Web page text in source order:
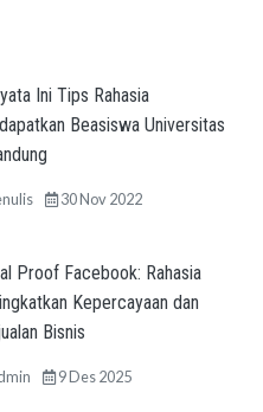
Ini Tips Rahasia
Beasiswa Universitas
30 Nov 2022
Proof Facebook: Rahasia
Kepercayaan dan
Bisnis
9 Des 2025